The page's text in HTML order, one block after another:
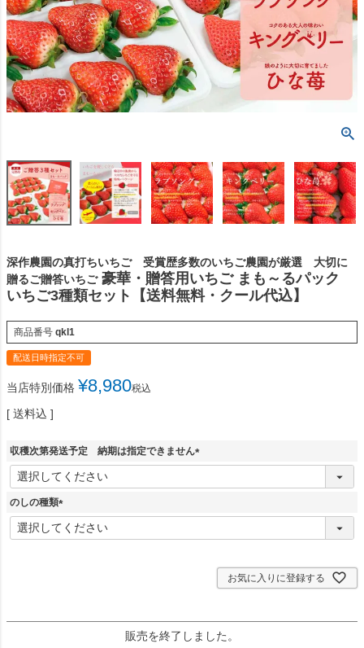
深作農園の真打ちいちご 受賞歴多数のいちご農園が厳選 大切に
贈るご贈答いちご 豪華・贈答用いちご まも～るパック
いちご3種類セット【送料無料・クール代込】
商品番号 qkl1
配送日時指定不可
当店特別価格 ¥8,980税込
送料込
収穫次第発送予定 納期は指定できません
(
のしの種類
(
必
お気に入りに登録する
販売を終了しました。